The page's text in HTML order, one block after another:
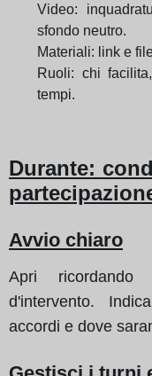
Video:
sfondo neutro.
Materiali: link e
Ruoli: chi
tempi.
Durante:
Avvio chiaro
Apri
d'intervento.
accordi e dove